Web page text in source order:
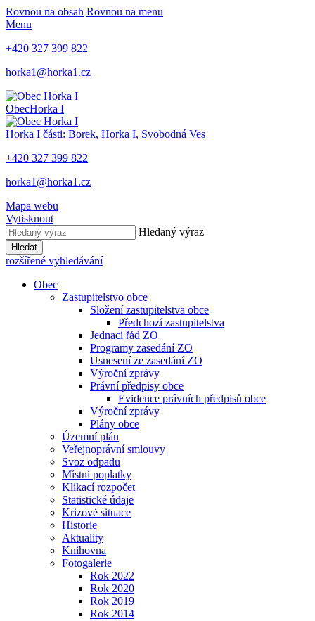
Rovnou na obsah Rovnou na menu
Menu
+420 327 399 822
horka1@horka1.cz
ObecHorka I
Horka I části: Borek, Horka I, Svobodná Ves
+420 327 399 822
horka1@horka1.cz
Mapa webu
Vytisknout
Hledaný výraz
Hledat
rozšířené vyhledávání
Obec
Zastupitelstvo obce
Složení zastupitelstva obce
Předchozí zastupitelstva
Jednací řád ZO
Programy zasedání ZO
Usnesení ze zasedání ZO
Výroční zprávy
Právní předpisy obce
Evidence právních předpisů obce
Výroční zprávy
Plány obce
Územní plán
Veřejnoprávní smlouvy
Svoz odpadu
Místní poplatky
Klikací rozpočet
Statistické údaje
Krizové situace
Historie
Aktuality
Knihovna
Fotogalerie
Rok 2022
Rok 2020
Rok 2019
Rok 2014